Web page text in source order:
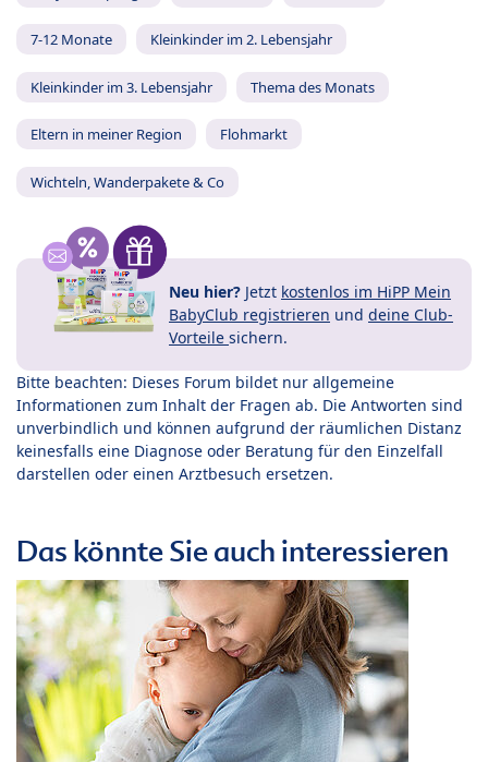
7-12 Monate Kleinkinder im 2. Lebensjahr
Kleinkinder im 3. Lebensjahr Thema des Monats
Eltern in meiner Region Flohmarkt
Wichteln, Wanderpakete & Co
Neu hier? Jetzt kostenlos im HiPP Mein
BabyClub registrieren und deine Club-
Vorteile sichern.
Bitte beachten: Dieses Forum bildet nur allgemeine
Informationen zum Inhalt der Fragen ab. Die Antworten sind
unverbindlich und können aufgrund der räumlichen Distanz
keinesfalls eine Diagnose oder Beratung für den Einzelfall
darstellen oder einen Arztbesuch ersetzen.
Das könnte Sie auch interessieren